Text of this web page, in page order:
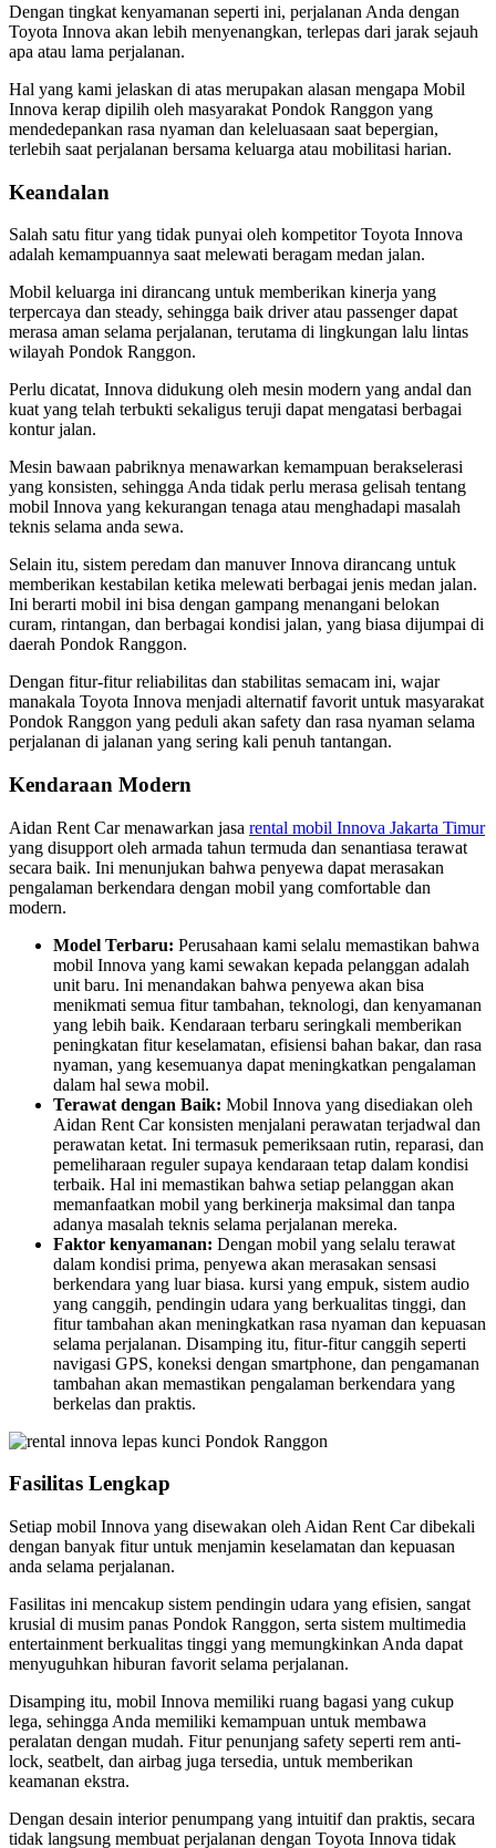
Dengan tingkat kenyamanan seperti ini, perjalanan Anda dengan
Toyota Innova akan lebih menyenangkan, terlepas dari jarak sejauh
apa atau lama perjalanan.
Hal yang kami jelaskan di atas merupakan alasan mengapa Mobil
Innova kerap dipilih oleh masyarakat Pondok Ranggon yang
mendedepankan rasa nyaman dan keleluasaan saat bepergian,
terlebih saat perjalanan bersama keluarga atau mobilitasi harian.
Keandalan
Salah satu fitur yang tidak punyai oleh kompetitor Toyota Innova
adalah kemampuannya saat melewati beragam medan jalan.
Mobil keluarga ini dirancang untuk memberikan kinerja yang
terpercaya dan steady, sehingga baik driver atau passenger dapat
merasa aman selama perjalanan, terutama di lingkungan lalu lintas
wilayah Pondok Ranggon.
Perlu dicatat, Innova didukung oleh mesin modern yang andal dan
kuat yang telah terbukti sekaligus teruji dapat mengatasi berbagai
kontur jalan.
Mesin bawaan pabriknya menawarkan kemampuan berakselerasi
yang konsisten, sehingga Anda tidak perlu merasa gelisah tentang
mobil Innova yang kekurangan tenaga atau menghadapi masalah
teknis selama anda sewa.
Selain itu, sistem peredam dan manuver Innova dirancang untuk
memberikan kestabilan ketika melewati berbagai jenis medan jalan.
Ini berarti mobil ini bisa dengan gampang menangani belokan
curam, rintangan, dan berbagai kondisi jalan, yang biasa dijumpai di
daerah Pondok Ranggon.
Dengan fitur-fitur reliabilitas dan stabilitas semacam ini, wajar
manakala Toyota Innova menjadi alternatif favorit untuk masyarakat
Pondok Ranggon yang peduli akan safety dan rasa nyaman selama
perjalanan di jalanan yang sering kali penuh tantangan.
Kendaraan Modern
Aidan Rent Car menawarkan jasa rental mobil Innova Jakarta Timur
yang disupport oleh armada tahun termuda dan senantiasa terawat
secara baik. Ini menunjukan bahwa penyewa dapat merasakan
pengalaman berkendara dengan mobil yang comfortable dan
modern.
Model Terbaru: Perusahaan kami selalu memastikan bahwa
mobil Innova yang kami sewakan kepada pelanggan adalah
unit baru. Ini menandakan bahwa penyewa akan bisa
menikmati semua fitur tambahan, teknologi, dan kenyamanan
yang lebih baik. Kendaraan terbaru seringkali memberikan
peningkatan fitur keselamatan, efisiensi bahan bakar, dan rasa
nyaman, yang kesemuanya dapat meningkatkan pengalaman
dalam hal sewa mobil.
Terawat dengan Baik: Mobil Innova yang disediakan oleh
Aidan Rent Car konsisten menjalani perawatan terjadwal dan
perawatan ketat. Ini termasuk pemeriksaan rutin, reparasi, dan
pemeliharaan reguler supaya kendaraan tetap dalam kondisi
terbaik. Hal ini memastikan bahwa setiap pelanggan akan
memanfaatkan mobil yang berkinerja maksimal dan tanpa
adanya masalah teknis selama perjalanan mereka.
Faktor kenyamanan: Dengan mobil yang selalu terawat
dalam kondisi prima, penyewa akan merasakan sensasi
berkendara yang luar biasa. kursi yang empuk, sistem audio
yang canggih, pendingin udara yang berkualitas tinggi, dan
fitur tambahan akan meningkatkan rasa nyaman dan kepuasan
selama perjalanan. Disamping itu, fitur-fitur canggih seperti
navigasi GPS, koneksi dengan smartphone, dan pengamanan
tambahan akan memastikan pengalaman berkendara yang
berkelas dan praktis.
Fasilitas Lengkap
Setiap mobil Innova yang disewakan oleh Aidan Rent Car dibekali
dengan banyak fitur untuk menjamin keselamatan dan kepuasan
anda selama perjalanan.
Fasilitas ini mencakup sistem pendingin udara yang efisien, sangat
krusial di musim panas Pondok Ranggon, serta sistem multimedia
entertainment berkualitas tinggi yang memungkinkan Anda dapat
menyuguhkan hiburan favorit selama perjalanan.
Disamping itu, mobil Innova memiliki ruang bagasi yang cukup
lega, sehingga Anda memiliki kemampuan untuk membawa
peralatan dengan mudah. Fitur penunjang safety seperti rem anti-
lock, seatbelt, dan airbag juga tersedia, untuk memberikan
keamanan ekstra.
Dengan desain interior penumpang yang intuitif dan praktis, secara
tidak langsung membuat perjalanan dengan Toyota Innova tidak